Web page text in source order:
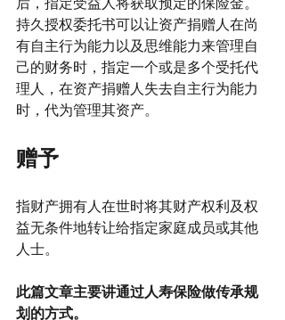
持久授权委托书可以让资产捐赠人在尚
有自主行为能力以及思维能力来管理自
己的财务时，指定一个或是多个受托代
理人，在资产捐赠人失去自主行为能力
时，代为管理其资产。
赠予
指财产拥有人在世时将其财产权利及权
益无条件地转让给指定家庭成员或其他
人士。
此篇文章主要讲通过人寿保险做传承规
划的方式。